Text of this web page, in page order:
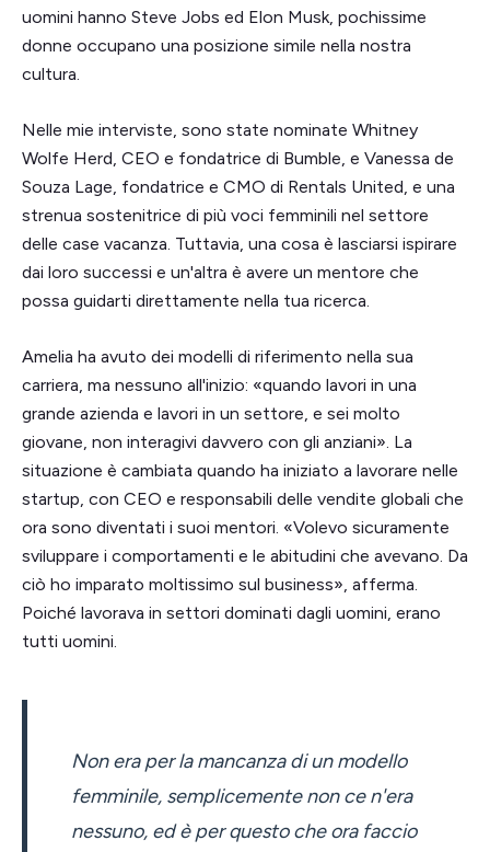
uomini hanno Steve Jobs ed Elon Musk, pochissime
donne occupano una posizione simile nella nostra
cultura.
Nelle mie interviste, sono state nominate Whitney
Wolfe Herd, CEO e fondatrice di Bumble, e Vanessa de
Souza Lage, fondatrice e CMO di Rentals United, e una
strenua sostenitrice di più voci femminili nel settore
delle case vacanza. Tuttavia, una cosa è lasciarsi ispirare
dai loro successi e un'altra è avere un mentore che
possa guidarti direttamente nella tua ricerca.
Amelia ha avuto dei modelli di riferimento nella sua
carriera, ma nessuno all'inizio: «quando lavori in una
grande azienda e lavori in un settore, e sei molto
giovane, non interagivi davvero con gli anziani». La
situazione è cambiata quando ha iniziato a lavorare nelle
startup, con CEO e responsabili delle vendite globali che
ora sono diventati i suoi mentori. «Volevo sicuramente
sviluppare i comportamenti e le abitudini che avevano. Da
ciò ho imparato moltissimo sul business», afferma.
Poiché lavorava in settori dominati dagli uomini, erano
tutti uomini.
Non era per la mancanza di un modello
femminile, semplicemente non ce n'era
nessuno, ed è per questo che ora faccio